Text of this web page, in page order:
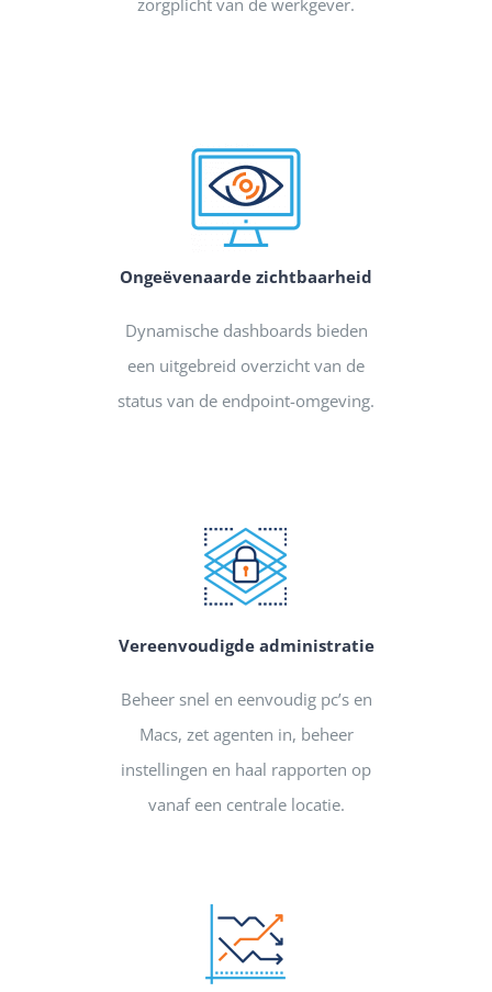
zorgplicht van de werkgever.
Ongeëvenaarde zichtbaarheid
Dynamische dashboards bieden
een uitgebreid overzicht van de
status van de endpoint-omgeving.
Vereenvoudigde administratie
Beheer snel en eenvoudig pc’s en
Macs, zet agenten in, beheer
instellingen en haal rapporten op
vanaf een centrale locatie.